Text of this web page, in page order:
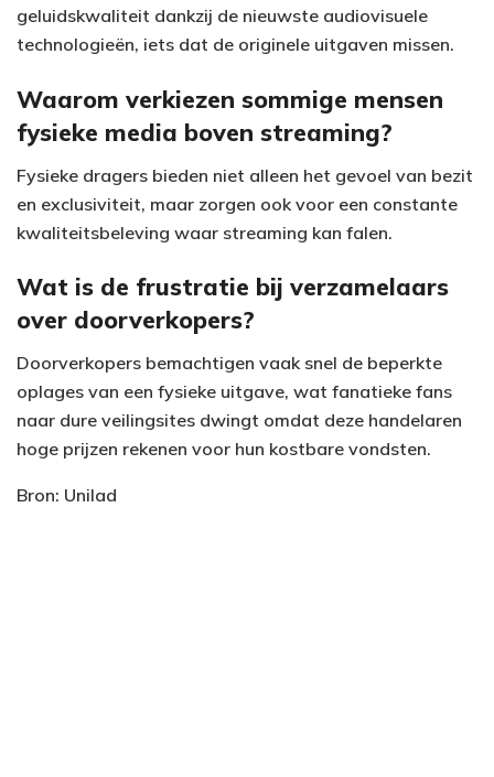
geluidskwaliteit dankzij de nieuwste audiovisuele
technologieën, iets dat de originele uitgaven missen.
Waarom verkiezen sommige mensen
fysieke media boven streaming?
Fysieke dragers bieden niet alleen het gevoel van bezit
en exclusiviteit, maar zorgen ook voor een constante
kwaliteitsbeleving waar streaming kan falen.
Wat is de frustratie bij verzamelaars
over doorverkopers?
Doorverkopers bemachtigen vaak snel de beperkte
oplages van een fysieke uitgave, wat fanatieke fans
naar dure veilingsites dwingt omdat deze handelaren
hoge prijzen rekenen voor hun kostbare vondsten.
Bron: Unilad